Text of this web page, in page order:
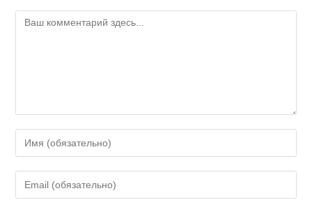
Комментарий
свое
имя
или
свой